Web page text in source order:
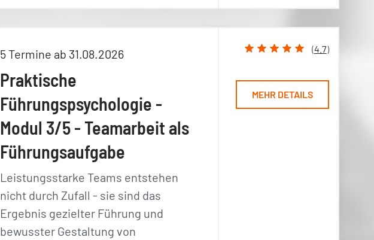
5 Termine ab 31.08.2026
Praktische
Führungspsychologie -
Modul 3/5 - Teamarbeit als
Führungsaufgabe
Leistungsstarke Teams entstehen
nicht durch Zufall - sie sind das
Ergebnis gezielter Führung und
bewusster Gestaltung von
(4.7)
MEHR DETAILS